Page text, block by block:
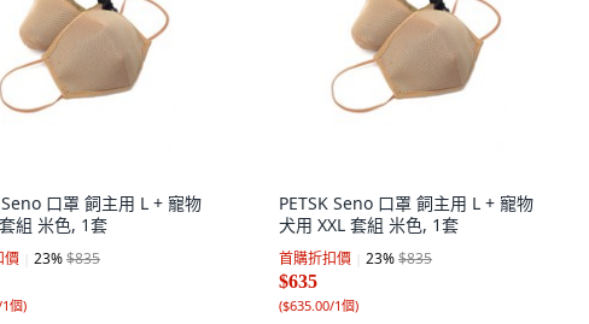
Seno 口罩 飼主用 L + 寵物
組 米色, 1套
價 23%$835
個)
PETSK Seno 口罩 飼主用 L + 寵物
犬用 XXL 套組 米色, 1套
首購折扣價 23%$835
$635
($635.00/1個)